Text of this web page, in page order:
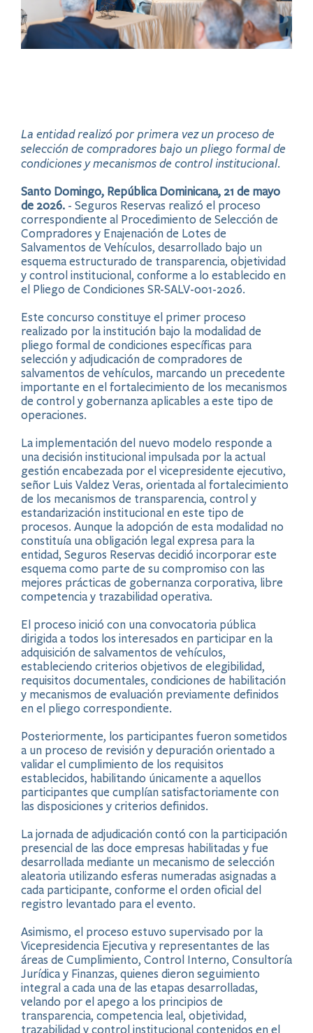
La entidad realizó por primera vez un proceso de
selección de compradores bajo un pliego formal de
condiciones y mecanismos de control institucional.
Santo Domingo, República Dominicana, 21 de mayo
de 2026. - Seguros Reservas realizó el proceso
correspondiente al Procedimiento de Selección de
Compradores y Enajenación de Lotes de
Salvamentos de Vehículos, desarrollado bajo un
esquema estructurado de transparencia, objetividad
y control institucional, conforme a lo establecido en
el Pliego de Condiciones SR-SALV-001-2026.
Este concurso constituye el primer proceso
realizado por la institución bajo la modalidad de
pliego formal de condiciones específicas para
selección y adjudicación de compradores de
salvamentos de vehículos, marcando un precedente
importante en el fortalecimiento de los mecanismos
de control y gobernanza aplicables a este tipo de
operaciones.
La implementación del nuevo modelo responde a
una decisión institucional impulsada por la actual
gestión encabezada por el vicepresidente ejecutivo,
señor Luis Valdez Veras, orientada al fortalecimiento
de los mecanismos de transparencia, control y
estandarización institucional en este tipo de
procesos. Aunque la adopción de esta modalidad no
constituía una obligación legal expresa para la
entidad, Seguros Reservas decidió incorporar este
esquema como parte de su compromiso con las
mejores prácticas de gobernanza corporativa, libre
competencia y trazabilidad operativa.
El proceso inició con una convocatoria pública
dirigida a todos los interesados en participar en la
adquisición de salvamentos de vehículos,
estableciendo criterios objetivos de elegibilidad,
requisitos documentales, condiciones de habilitación
y mecanismos de evaluación previamente definidos
en el pliego correspondiente.
Posteriormente, los participantes fueron sometidos
a un proceso de revisión y depuración orientado a
validar el cumplimiento de los requisitos
establecidos, habilitando únicamente a aquellos
participantes que cumplían satisfactoriamente con
las disposiciones y criterios definidos.
La jornada de adjudicación contó con la participación
presencial de las doce empresas habilitadas y fue
desarrollada mediante un mecanismo de selección
aleatoria utilizando esferas numeradas asignadas a
cada participante, conforme el orden oficial del
registro levantado para el evento.
Asimismo, el proceso estuvo supervisado por la
Vicepresidencia Ejecutiva y representantes de las
áreas de Cumplimiento, Control Interno, Consultoría
Jurídica y Finanzas, quienes dieron seguimiento
integral a cada una de las etapas desarrolladas,
velando por el apego a los principios de
transparencia, competencia leal, objetividad,
trazabilidad y control institucional contenidos en el